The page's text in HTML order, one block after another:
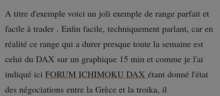
A titre d'exemple voici un joli exemple de range parfait et
facile à trader . Enfin facile, techniquement parlant, car en
réalité ce range qui a durer presque toute la semaine est
celui du DAX sur un graphique 15 min et comme je l'ai
indiqué ici FORUM ICHIMOKU DAX étant donné l'état
des négociations entre la Grèce et la troika, il